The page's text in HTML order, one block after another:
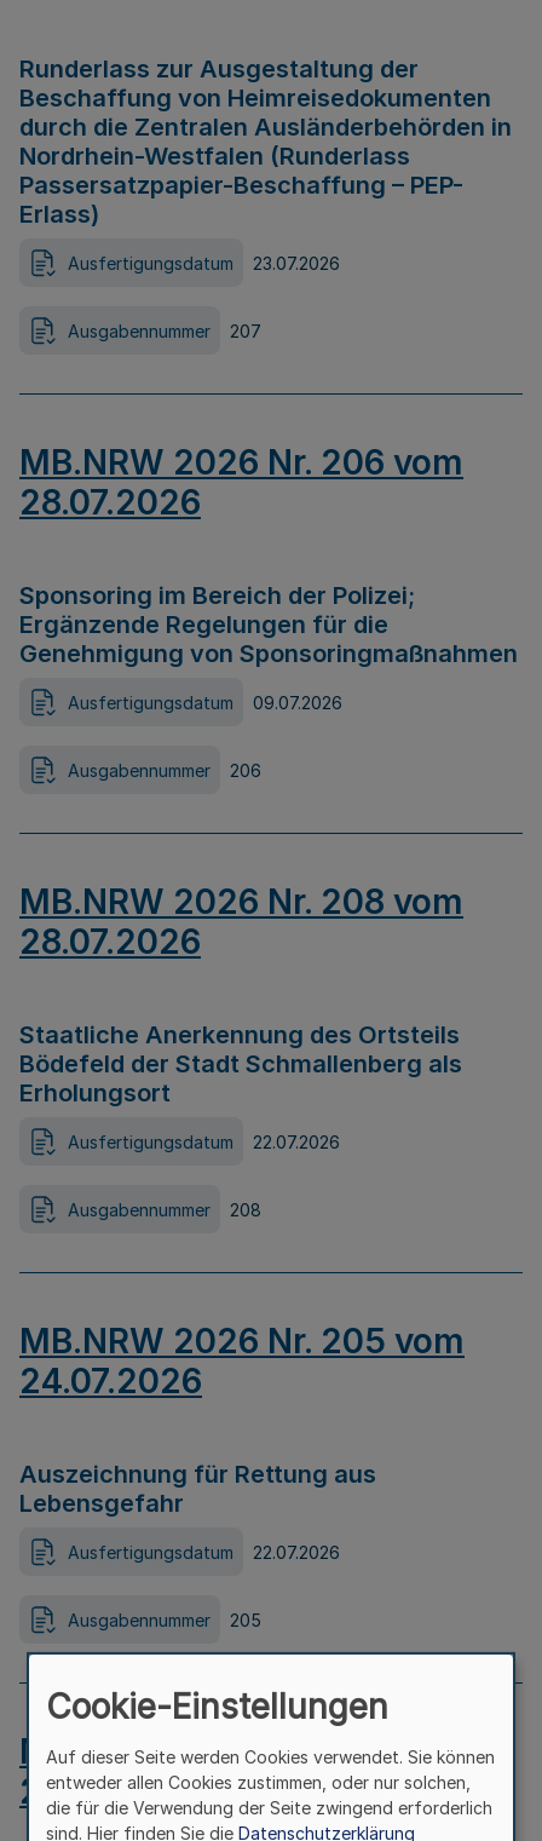
Runderlass zur Ausgestaltung der
Beschaffung von Heimreisedokumenten
durch die Zentralen Ausländerbehörden in
Nordrhein-Westfalen (Runderlass
Passersatzpapier-Beschaffung – PEP-
Erlass)
Ausfertigungsdatum 23.07.2026
Ausgabennummer 207
MB.NRW 2026 Nr. 206 vom
28.07.2026
Sponsoring im Bereich der Polizei;
Ergänzende Regelungen für die
Genehmigung von Sponsoringmaßnahmen
Ausfertigungsdatum 09.07.2026
Ausgabennummer 206
MB.NRW 2026 Nr. 208 vom
28.07.2026
Staatliche Anerkennung des Ortsteils
Bödefeld der Stadt Schmallenberg als
Erholungsort
Ausfertigungsdatum 22.07.2026
Ausgabennummer 208
MB.NRW 2026 Nr. 205 vom
24.07.2026
Auszeichnung für Rettung aus
Lebensgefahr
Ausfertigungsdatum 22.07.2026
Ausgabennummer 205
MB.NRW 2026 Nr. 204 vom
24.07.2026
Cookie-Einstellungen
Auf dieser Seite werden Cookies verwendet. Sie können
entweder allen Cookies zustimmen, oder nur solchen,
die für die Verwendung der Seite zwingend erforderlich
sind. Hier finden Sie die Datenschutzerklärung